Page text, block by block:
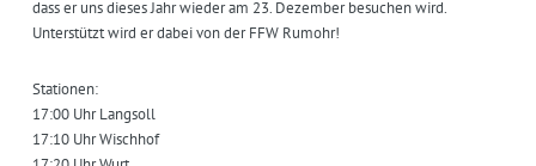
dass er uns dieses Jahr wieder am 23. Dezember besuchen wird.
Unterstützt wird er dabei von der FFW Rumohr!
Stationen:
17:00 Uhr Langsoll
17:10 Uhr Wischhof